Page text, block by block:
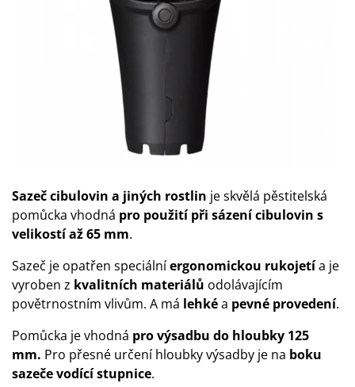
Sazeč cibulovin a jiných rostlin je skvělá pěstitelská
pomůcka vhodná pro použití při sázení cibulovin s
velikostí až 65 mm.
Sazeč je opatřen speciálníergonomickou rukojetía je
vyroben z kvalitních materiálů odolávajícím
povětrnostním vlivům. A má lehkéa pevné provedení.
Pomůcka je vhodná pro výsadbu do hloubky 125
mm. Pro přesné určení hloubky výsadby je na boku
sazeče vodící stupnice.